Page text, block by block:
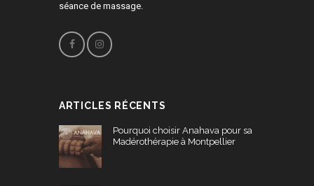
séance de massage.
ARTICLES RÉCENTS
Pourquoi choisir Anahava pour sa
Madérothérapie à Montpellier